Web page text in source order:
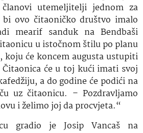
utemeljitelji jednom za
bi ovo čitaoničko društvo imalo
mearif sanduk na Bendbaši
u istočnom štilu po planu
koju će koncem augusta ustupiti
će u toj kući imati svoj
a do godine će podići na
uz čitaonicu. – Pozdravljamo
i želimo joj da procvjeta.“
gradio je Josip Vancaš na